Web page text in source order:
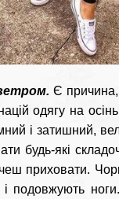
Є причина,
одягу на
і затишний,
будь-які
приховати.
і подовжують